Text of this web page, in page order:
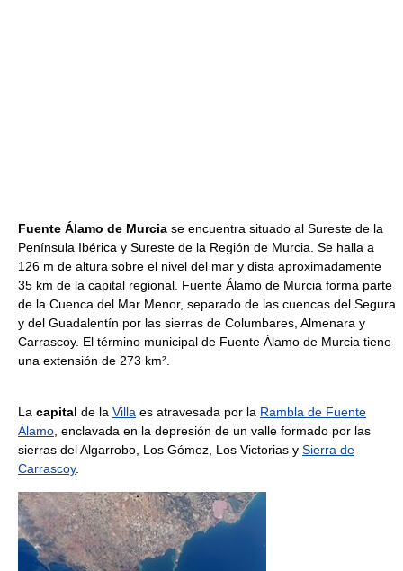
Fuente Álamo de Murcia se encuentra situado al Sureste de la
Península Ibérica y Sureste de la Región de Murcia. Se halla a
126 m de altura sobre el nivel del mar y dista aproximadamente
35 km de la capital regional. Fuente Álamo de Murcia forma parte
de la Cuenca del Mar Menor, separado de las cuencas del Segura
y del Guadalentín por las sierras de Columbares, Almenara y
Carrascoy. El término municipal de Fuente Álamo de Murcia tiene
una extensión de 273 km².
La capital de la Villa es atravesada por la Rambla de Fuente
Álamo , enclavada en la depresión de un valle formado por las
sierras del Algarrobo, Los Gómez, Los Victorias y Sierra de
Carrascoy.